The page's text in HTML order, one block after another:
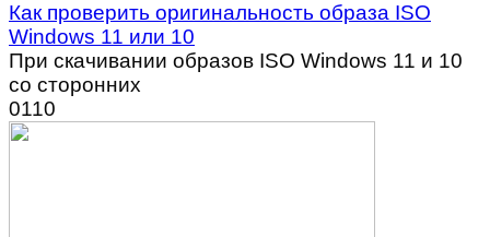
Как проверить оригинальность образа ISO
Windows 11 или 10
При скачивании образов ISO Windows 11 и 10
со сторонних
0110